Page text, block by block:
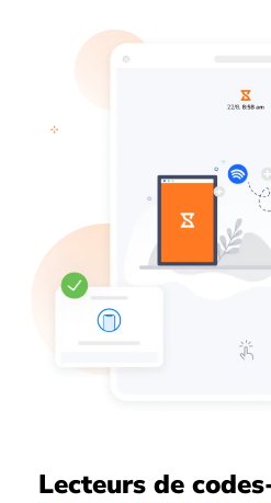
Lecteurs de